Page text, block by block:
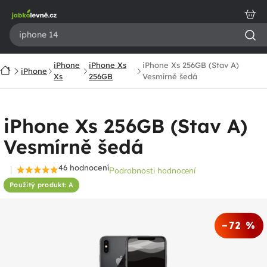
obsah
DomůiPhone
iPhone
Xs
iPhone Xs
256GB
iPhone Xs 256GB (Stav A)
Vesmírně šedá
iPhone Xs 256GB (Stav A)
Vesmírně šedá
Použitý produkt: A
Průměrné
hodnocení
46 hodnoceníPodrobnosti hodnocení
–72 %